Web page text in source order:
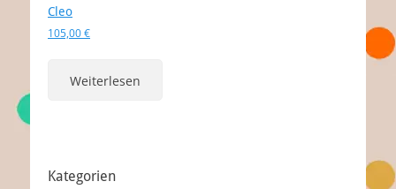
Cleo
105,00€
Weiterlesen
Kategorien